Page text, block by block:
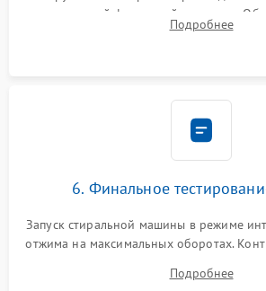
надежной фиксацией хомутами.
герметиком для предотвращения
Подробнее
6. Финальное
Запуск стиральной машины в режиме
отжима на максимальных оборотах.
корректности слива, отсутствия
посторонних стуков и протечек
Подробнее